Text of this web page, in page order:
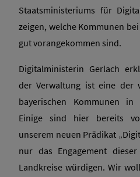
Staatsministeriums für
zeigen, welche Kommunen
gut vorangekommen sind.
Digitalministerin Gerlach
der Verwaltung ist eine der
bayerischen Kommunen
Einige sind hier bereits
unserem neuen Prädikat
nur das Engagement
Landkreise würdigen. Wir